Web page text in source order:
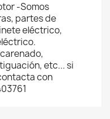
-Somos
partes de
eléctrico,
etc... si
con